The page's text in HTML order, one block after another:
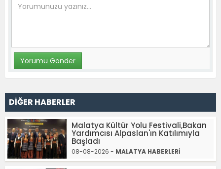
DİĞER HABERLER
Malatya Kültür Yolu Festivali,Bakan
Yardımcısı Alpaslan'ın Katılımıyla
Başladı
08-08-2026 - MALATYA HABERLERİ